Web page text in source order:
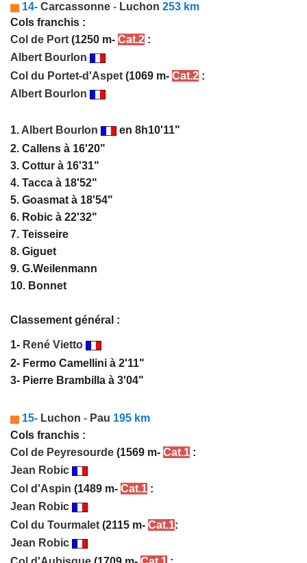
14- Carcassonne - Luchon 253 km
Cols franchis :
Col de Port (1250 m- Cat.2 :
Albert Bourlon
Col du Portet-d'Aspet (1069 m- Cat.2 :
Albert Bourlon
1. Albert Bourlon
en 8h10'11"
2. Callens à 16'20"
3. Cottur à 16'31"
4. Tacca à 18'52"
5. Goasmat à 18'54"
6. Robic à 22'32"
7. Teisseire
8. Giguet
9. G.Weilenmann
10. Bonnet
Classement général :
1- René Vietto
2- Fermo Camellini à 2'11"
3- Pierre Brambilla à 3'04"
15- Luchon - Pau 195 km
Cols franchis :
Col de Peyresourde (1569 m- Cat.1 :
Jean Robic
Col d'Aspin (1489 m- Cat.1 :
Jean Robic
Col du Tourmalet (2115 m- Cat.1:
Jean Robic